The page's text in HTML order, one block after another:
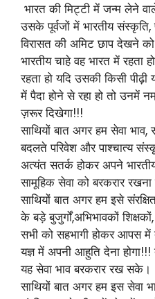
भारत की मिट्टी में जन्म लेने
उसके पूर्वजों में भारतीय संस्कृति,
विरासत की अमिट छाप देखने
भारतीय चाहे वह भारत में रहता
रहता हो यदि उसकी किसी पीढ़ी
में पैदा होने से रहा हो तो उनमें
ज़रूर दिखेगा!!!
साथियों बात अगर हम सेवा भाव,
बदलते परिवेश और पाश्चात्य
अत्यंत सतर्क होकर अपने
सामूहिक सेवा को बरकरार रखना
साथियों बात अगर हम इसे
के बड़े बुजुर्गों,अभिभावकों
सभी को सहभागी होकर आपस में
यज्ञ में अपनी आहुति देना
यह सेवा भाव बरकरार रख सके।
साथियों बात अगर हम इस सेवा